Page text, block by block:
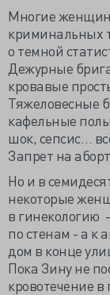
Многие
криминальных
о темной
Дежурные
кровавые
Тяжеловесные
кафельные
шок, сепсис…
Запрет на
Но и в
некоторые
в гинекологию
по стенам - а к
дом в конце
Пока Зину не
кровотечение в